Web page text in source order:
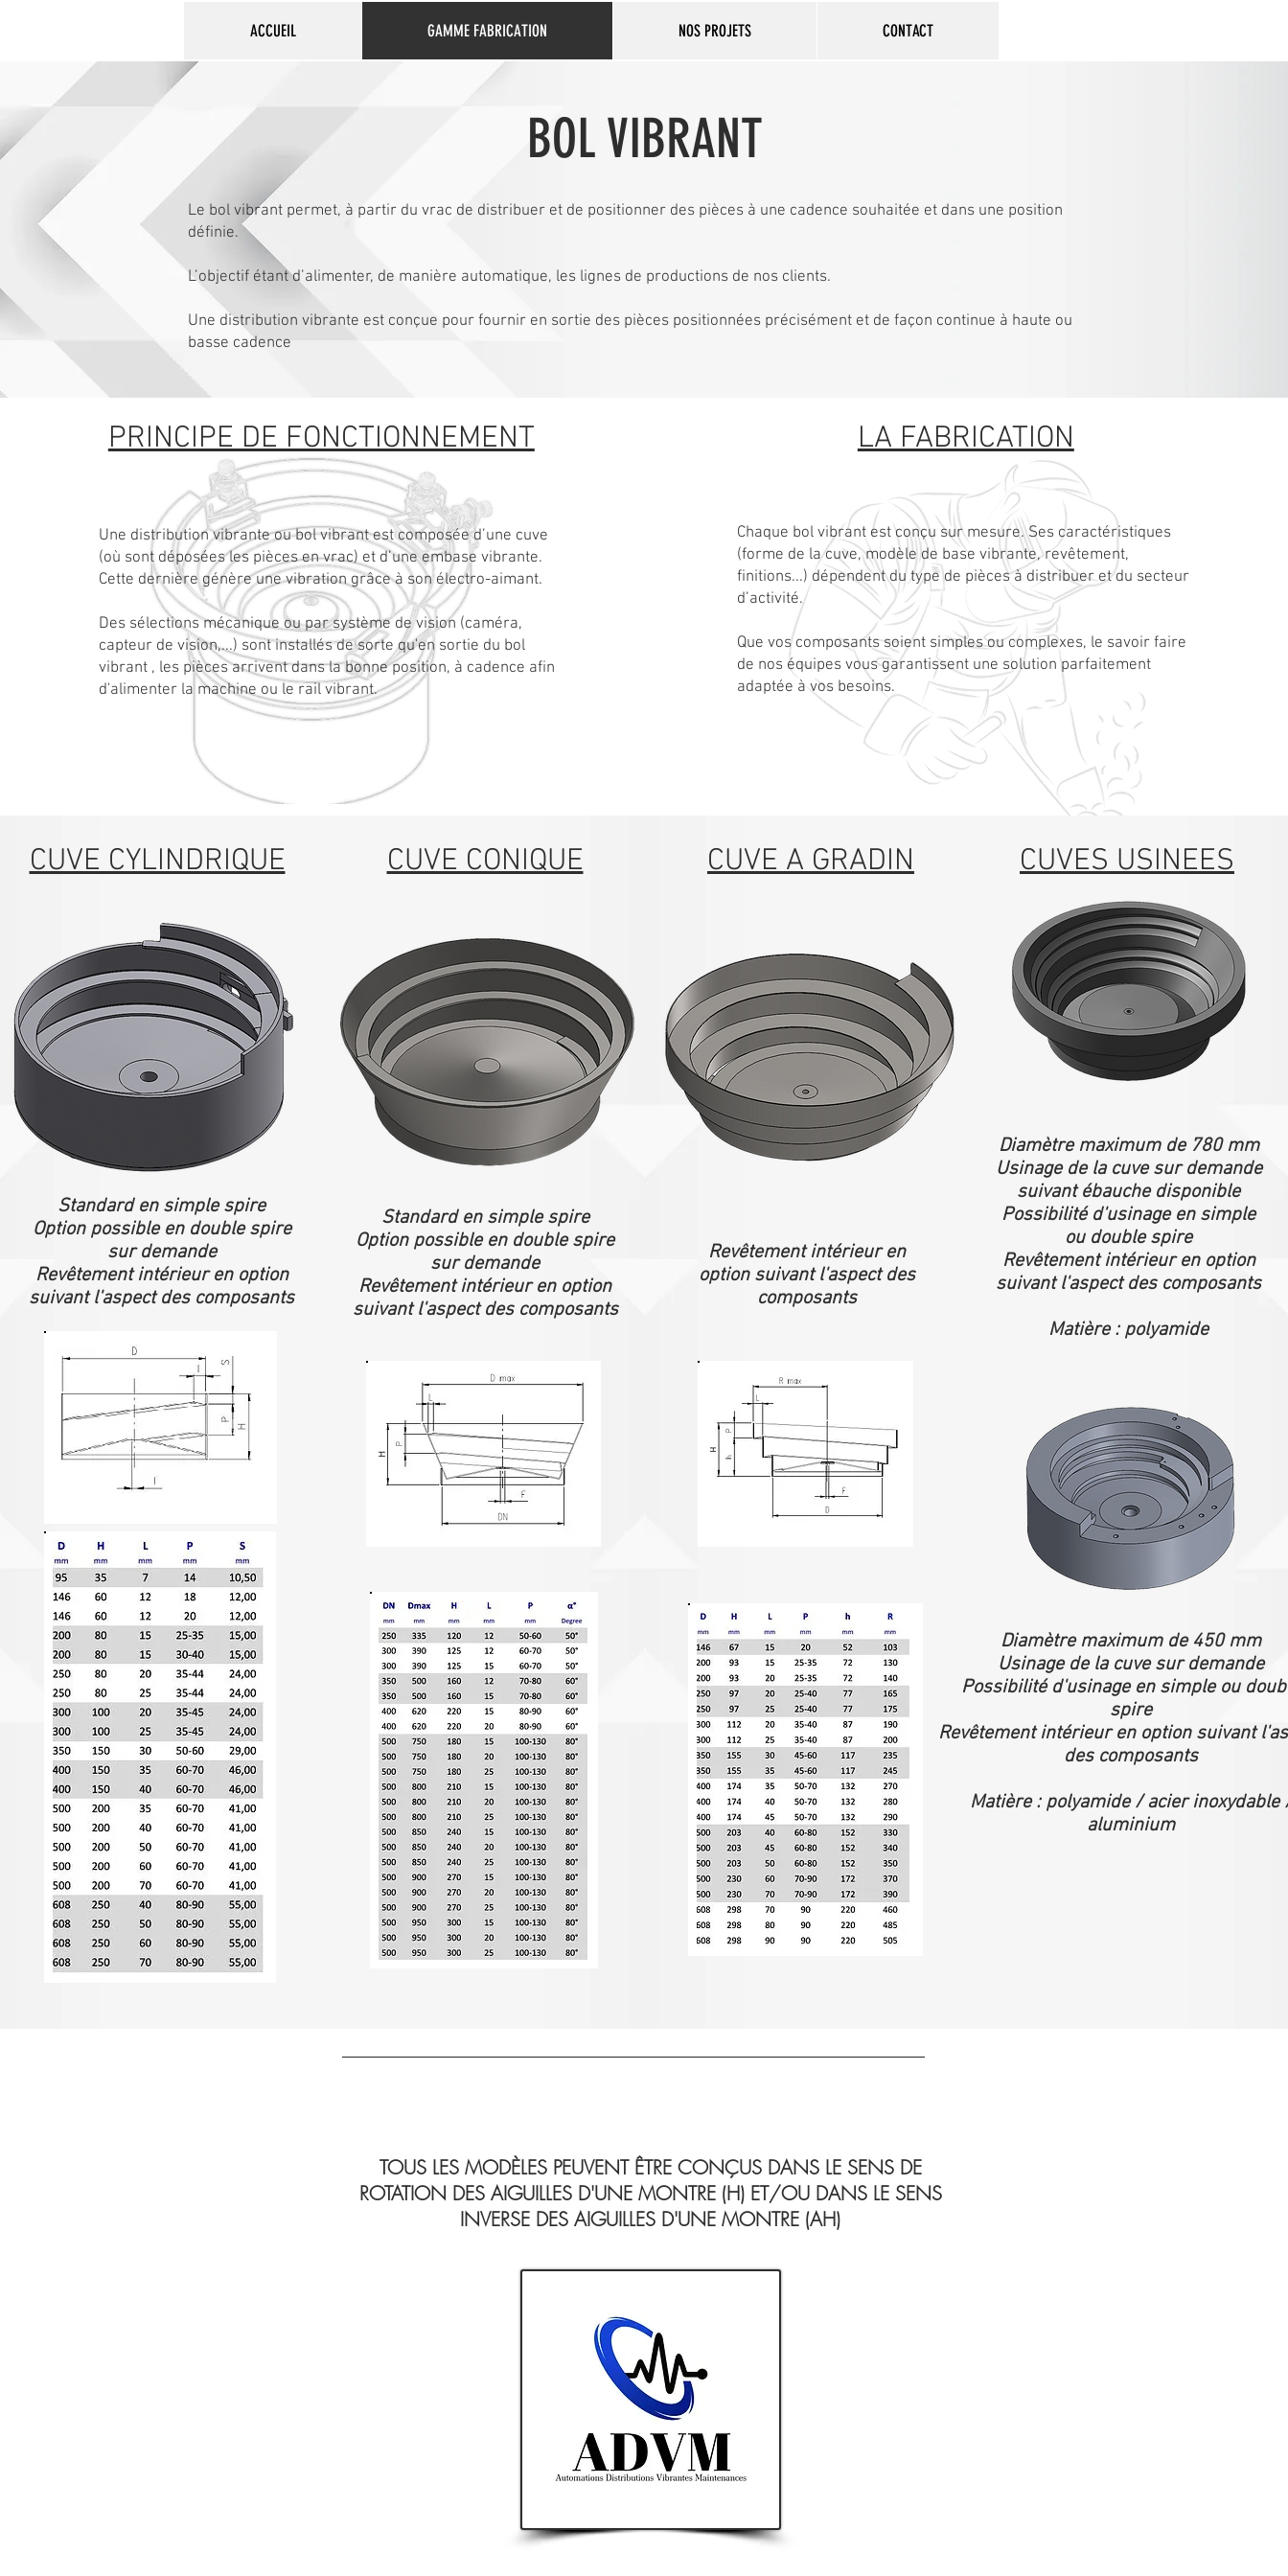
ACCUEIL GAMME FABRICATION NOS PROJETS CONTACT
BOL VIBRANT
Le bol vibrant permet, à partir du vrac de distribuer et de positionner des pièces à une cadence souhaitée et dans une position
définie.
L’objectif étant d’alimenter, de manière automatique, les lignes de productions de nos clients.
Une distribution vibrante est conçue pour fournir en sortie des pièces positionnées précisément et de façon continue à haute ou
basse cadence
PRINCIPE DE FONCTIONNEMENT
Une distribution vibrante ou bol vibrant est composée d’une cuve
(où sont déposées les pièces en vrac) et d’une embase vibrante.
Cette dernière génère une vibration grâce à son électro-aimant.
Des sélections mécanique ou par système de vision (caméra,
capteur de vision,...) sont installés de sorte qu'en sortie du bol
vibrant , les pièces arrivent dans la bonne position, à cadence afin
d'alimenter la machine ou le rail vibrant.
LA FABRICATION
Chaque bol vibrant est conçu sur mesure. Ses caractéristiques
(forme de la cuve, modèle de base vibrante, revêtement,
finitions...) dépendent du type de pièces à distribuer et du secteur
d’activité.
Que vos composants soient simples ou complexes, le savoir faire
de nos équipes vous garantissent une solution parfaitement
adaptée à vos besoins.
CUVE CYLINDRIQUE
Standard en simple spire
Option possible en double spire
sur demande
Revêtement intérieur en option
suivant l'aspect des composants
CUVE CONIQUE
Standard en simple spire
Option possible en double spire
sur demande
Revêtement intérieur en option
suivant l'aspect des composants
CUVE A GRADIN
Revêtement intérieur en
option suivant l'aspect des
composants
CUVES USINEES
Diamètre maximum de 780 mm
Usinage de la cuve sur demande
suivant ébauche disponible
Possibilité d'usinage en simple
ou double spire
Revêtement intérieur en option
suivant l'aspect des composants
Matière : polyamide
Diamètre maximum de 450 mm
Usinage de la cuve sur demande
Possibilité d'usinage en simple ou
spire
Revêtement intérieur en option suivant
des composants
Matière : polyamide / acier inoxydable
aluminium
TOUS LES MODÈLES PEUVENT ÊTRE CONÇUS DANS LE SENS DE
ROTATION DES AIGUILLES D'UNE MONTRE (H) ET/OU DANS LE SENS
INVERSE DES AIGUILLES D'UNE MONTRE (AH)